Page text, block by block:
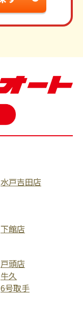
水戸吉田店
下館店
戸頭店
牛久
6号取手